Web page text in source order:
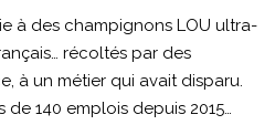
à des champignons LOU ultra-
récoltés par des
à un métier qui avait disparu.
140 emplois depuis 2015…